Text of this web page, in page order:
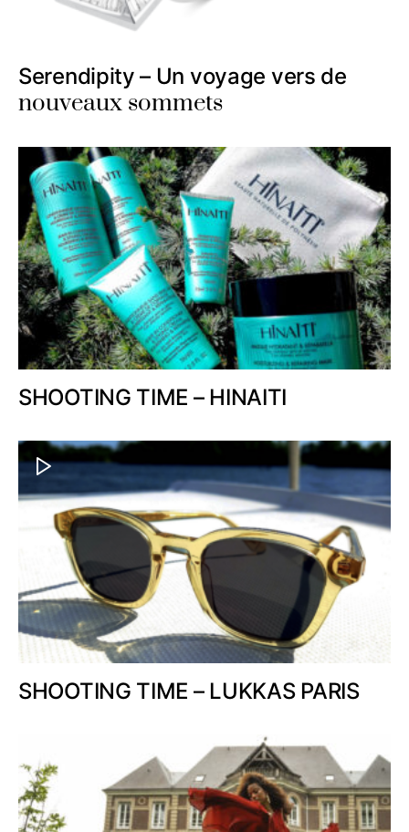
Serendipity – Un voyage vers de
nouveaux sommets
SHOOTING TIME – HINAITI
SHOOTING TIME – LUKKAS PARIS